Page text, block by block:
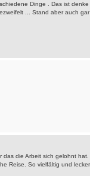
Dinge . Das ist denke
... Stand aber auch gar
das die Arbeit sich gelohnt hat.
Reise. So vielfältig und lecker